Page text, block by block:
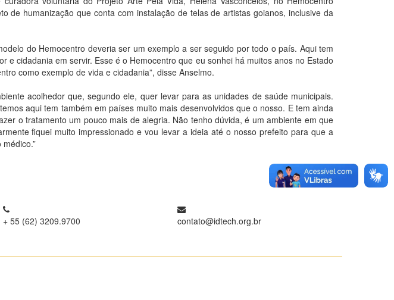
de humanização que conta com instalação de telas de artistas goianos, inclusive da
do Hemocentro deveria ser um exemplo a ser seguido por todo o país. Aqui tem
cidadania em servir. Esse é o Hemocentro que eu sonhei há muitos anos no Estado
como exemplo de vida e cidadania”, disse Anselmo.
acolhedor que, segundo ele, quer levar para as unidades de saúde municipais.
aqui tem também em países muito mais desenvolvidos que o nosso. E tem ainda
o tratamento um pouco mais de alegria. Não tenho dúvida, é um ambiente em que
fiquei muito impressionado e vou levar a ideia até o nosso prefeito para que a
+ 55 (62) 3209.9700 contato@idtech.org.br